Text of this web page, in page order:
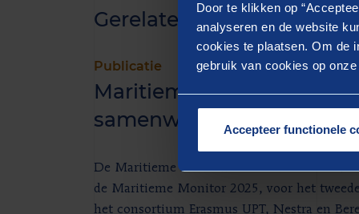
Door te klikken op
analyseren en de website
cookies te plaatsen. Om de
gebruik van cookies op
Accepteer functionele
Gerelateerde inzichten
Publicatie
Maritieme sector sterker
samenwerking
De Maritieme sector wordt sterker door
de Maritieme Monitor 2025, voor het
het consortium Erasmus UPT, Nestra en